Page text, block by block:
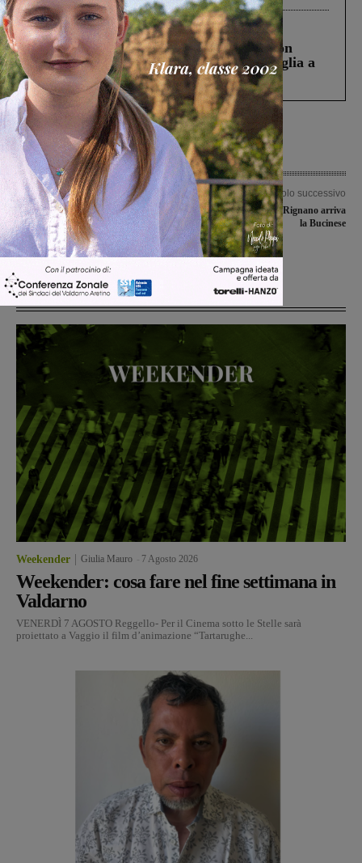
Cronaca 3 Agosto 2026
Scomparso da una struttura di Castiglion
Fiorentino l’uomo che aveva ucciso la figlia a
Levane nel 2020
Articolo precedente
Defibrillatori negli impianti sportivi:
la Regione rinvia l’obbligo a luglio
2016. Tanti gli apparecchi già
installati in Valdarno
Articolo successivo
Mercoledì di Coppa, a Rignano arriva
la Bucinese
Ultime Notizie
Weekender Giulia Mauro 7 Agosto 2026
Weekender: cosa fare nel fine settimana in
Valdarno
VENERDÌ 7 AGOSTO Reggello- Per il Cinema sotto le Stelle sarà
proiettato a Vaggio il film d’animazione “Tartarughe...